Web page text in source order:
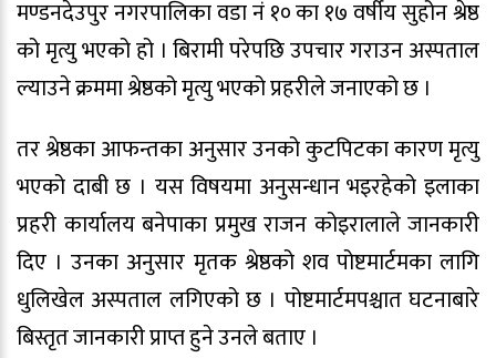
मण्डनदेउपुर नगरपालिका वडा नं १० का १७ वर्षीय सुहोन श्रेष्ठ
को मृत्यु भएको हो । बिरामी परेपछि उपचार गराउन अस्पताल
ल्याउने क्रममा श्रेष्ठको मृत्यु भएको प्रहरीले जनाएको छ ।
तर श्रेष्ठका आफन्तका अनुसार उनको कुटपिटका कारण मृत्यु
भएको दाबी छ । यस विषयमा अनुसन्धान भइरहेको इलाका
प्रहरी कार्यालय बनेपाका प्रमुख राजन कोइरालाले जानकारी
दिए । उनका अनुसार मृतक श्रेष्ठको शव पोष्टमार्टमका लागि
धुलिखेल अस्पताल लगिएको छ । पोष्टमार्टमपश्चात घटनाबारे
बिस्तृत जानकारी प्राप्त हुने उनले बताए ।